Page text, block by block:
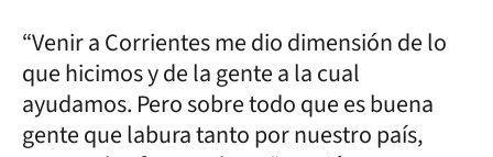
“Venir a Corrientes me dio dimensión de lo
que hicimos y de la gente a la cual
ayudamos. Pero sobre todo que es buena
gente que labura tanto por nuestro país,